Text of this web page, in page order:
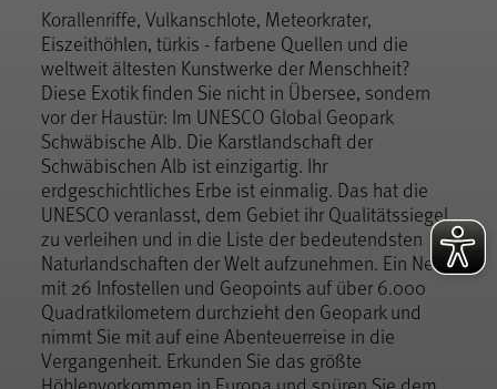
Korallenriffe, Vulkanschlote, Meteorkrater,
Eiszeithöhlen, türkis - farbene Quellen und die
weltweit ältesten Kunstwerke der Menschheit?
Diese Exotik finden Sie nicht in Übersee, sondern
vor der Haustür: Im UNESCO Global Geopark
Schwäbische Alb. Die Karstlandschaft der
Schwäbischen Alb ist einzigartig. Ihr
erdgeschichtliches Erbe ist einmalig. Das hat die
UNESCO veranlasst, dem Gebiet ihr Qualitätssiegel
zu verleihen und in die Liste der bedeutendsten
Naturlandschaften der Welt aufzunehmen. Ein Netz
mit 26 Infostellen und Geopoints auf über 6.000
Quadratkilometern durchzieht den Geopark und
nimmt Sie mit auf eine Abenteuerreise in die
Vergangenheit. Erkunden Sie das größte